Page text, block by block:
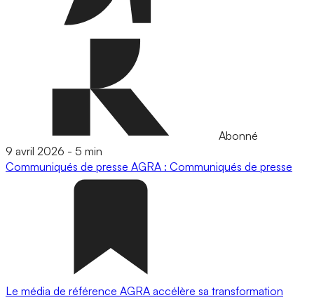
Abonné
9 avril 2026 - 5 min
Communiqués de presse AGRA : Communiqués de presse
Le média de référence AGRA accélère sa transformation